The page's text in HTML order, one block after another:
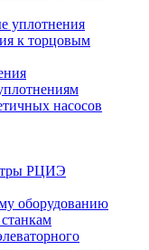
уплотнения
к торцовым
насосов
РЦИЭ
оборудованию